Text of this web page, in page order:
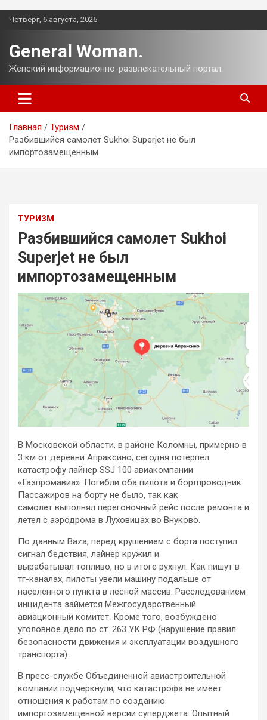
Перейти
Четверг, 6 августа, 2026
General Woman.
Женский информационно-развлекательный портал.
Главная
Туризм
Разбившийся самолет Sukhoi Superjet не был
импортозамещенным
ТУРИЗМ
Разбившийся самолет Sukhoi
Superjet не был
импортозамещенным
В Московской области, в районе Коломны, примерно в
3 км от деревни Апраксино, сегодня потерпел
катастрофу лайнер SSJ 100 авиакомпании
«Газпромавиа». Погибли оба пилота и бортпроводник.
Пассажиров на борту не было, так как
самолет выполнял перегоночный рейс после ремонта и
летел с аэродрома в Луховицах во Внуково.
По данным Baza, перед крушением с борта поступил
сигнал бедствия, лайнер кружил и
вырабатывал топливо, но в итоге рухнул. Как пишут в
тг-каналах, пилоты увели машину подальше от
населенного пункта в лесной массив. Расследованием
инцидента займется Межгосударственный
авиационный комитет. Кроме того, возбуждено
уголовное дело по ст. 263 УК РФ (нарушение правил
безопасности движения и эксплуатации воздушного
транспорта).
В пресс-службе Объединенной авиастроительной
компании подчеркнули, что катастрофа не имеет
отношения к работам по созданию
импортозамещенной версии суперджета. Опытный